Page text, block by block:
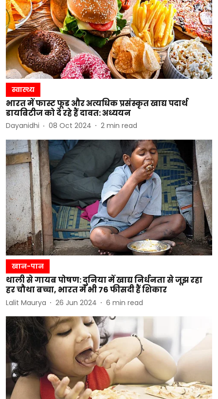
स्वास्थ्य
भारत में फास्ट फूड और अत्यधिक प्रसंस्कृत खाद्य पदार्थ
डायबिटीज को दे रहे हैं दावत: अध्ययन
Dayanidhi 08 Oct 2024 2 min read
खान-पान
थाली से गायब पोषण: दुनिया में खाद्य निर्धनता से जूझ रहा
हर चौथा बच्चा, भारत में भी 76 फीसदी हैं शिकार
Lalit Maurya 26 Jun 2024 6 min read